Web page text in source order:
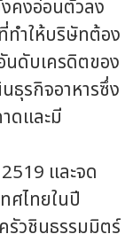
คงอ่อนตัวลง
ทำให้บริษัทต้อง
ดับเครดิตของ
ธุรกิจอาหารซึ่ง
ดและมี
และจด
ศไทยในปี
วชินธรรมมิตร์